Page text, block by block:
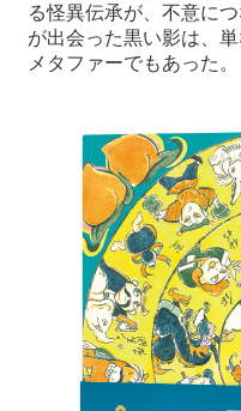
る怪異伝承が、不意に
が出会った黒い影は、
メタファーでもあった。